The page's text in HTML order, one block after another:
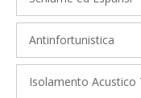
Antinfortunistica
Isolamento Acustico